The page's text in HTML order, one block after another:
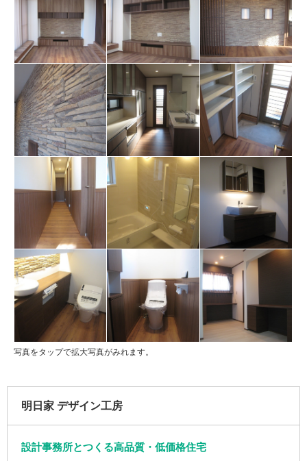
写真をタップで拡大写真がみれます。
明日家 デザイン工房
設計事務所とつくる高品質・低価格住宅